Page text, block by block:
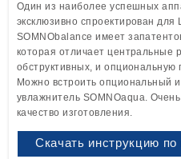
Один из наиболее успешных
эксклюзивно спроектирован
SOMNObalance имеет
которая отличает центральные
обструктивных, и опциональную
Можно встроить опциональный
увлажнитель SOMNOaqua.
качество изготовления.
Скачать инструкцию